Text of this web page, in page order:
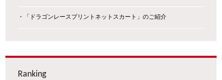
・「ドラゴンレースプリントネットスカート」のご紹介
Ranking